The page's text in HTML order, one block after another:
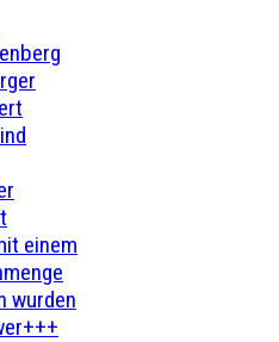
einem
wurden